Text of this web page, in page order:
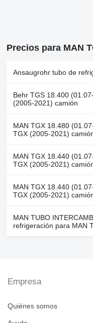
Precios para MAN
Ansaugrohr tubo de
Behr TGS 18.400
(2005-2021) camión
MAN TGX 18.480
TGX (2005-2021)
MAN TGX 18.440
TGX (2005-2021)
MAN TGX 18.440
TGX (2005-2021)
MAN TUBO
refrigeración para MAN
Empresa
Quiénes somos